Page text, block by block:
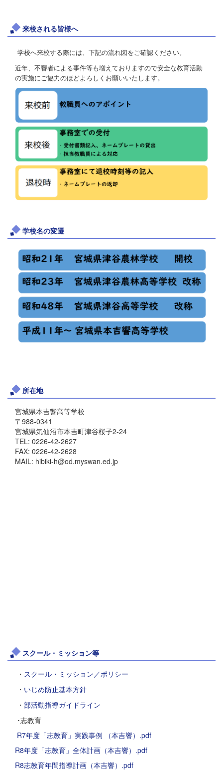
来校される皆様へ
学校へ来校する際には、下記の流れ図をご確認ください。
近年、不審者による事件等も増えておりますので安全な教育活動
の実施にご協力のほどよろしくお願いいたします。
学校名の変遷
所在地
宮城県本吉響高等学校
〒988-0341
宮城県気仙沼市本吉町津谷桜子2-24
TEL: 0226-42-2627
FAX: 0226-42-2628
MAIL: hibiki-h@od.myswan.ed.jp
スクール・ミッション等
・ スクール・ミッション／ポリシー
・ いじめ防止基本方針
・ 部活動指導ガイドライン
･志教育
R7年度「志教育」実践事例 （本吉響）.pdf
R8年度「志教育」全体計画（本吉響）.pdf
R8志教育年間指導計画（本吉響）.pdf